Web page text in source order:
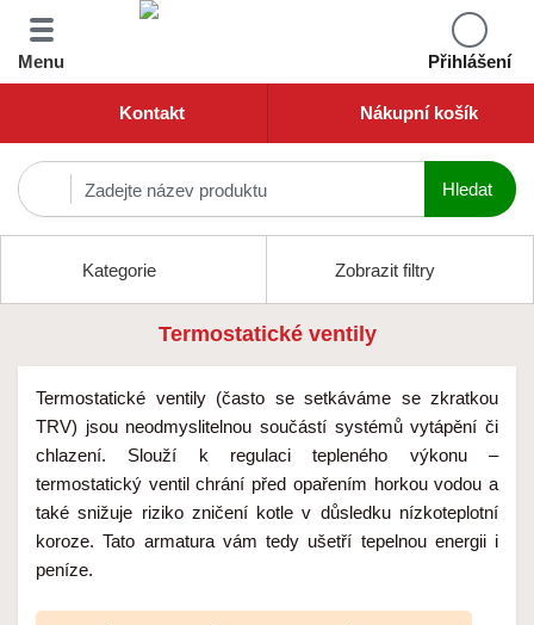
Menu Přihlášení
Kontakt Nákupní košík
Kategorie Zobrazit filtry
Termostatické ventily
Termostatické ventily (často se setkáváme se zkratkou
TRV) jsou neodmyslitelnou součástí systémů vytápění či
chlazení. Slouží k regulaci tepleného výkonu –
termostatický ventil chrání před opařením horkou vodou a
také snižuje riziko zničení kotle v důsledku nízkoteplotní
koroze. Tato armatura vám tedy ušetří tepelnou energii i
peníze.